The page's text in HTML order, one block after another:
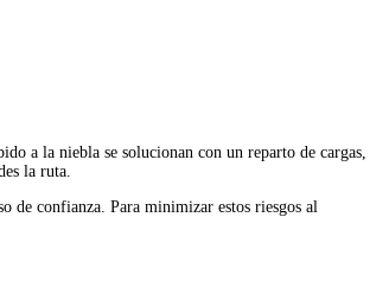
a la niebla se solucionan con un reparto de cargas,
la ruta.
de confianza. Para minimizar estos riesgos al